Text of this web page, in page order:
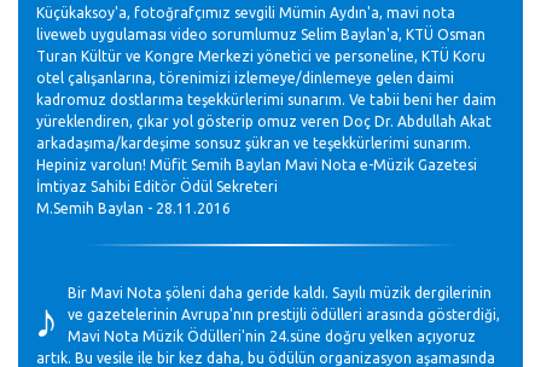
Küçükaksoy'a, fotoğrafçımız sevgili Mümin Aydın'a, mavi nota
liveweb uygulaması video sorumlumuz Selim Baylan'a, KTÜ Osman
Turan Kültür ve Kongre Merkezi yönetici ve personeline, KTÜ Koru
otel çalışanlarına, törenimizi izlemeye/dinlemeye gelen daimi
kadromuz dostlarıma teşekkürlerimi sunarım. Ve tabii beni her daim
yüreklendiren, çıkar yol gösterip omuz veren Doç Dr. Abdullah Akat
arkadaşıma/kardeşime sonsuz şükran ve teşekkürlerimi sunarım.
Hepiniz varolun! Müfit Semih Baylan Mavi Nota e-Müzik Gazetesi
İmtiyaz Sahibi Editör Ödül Sekreteri
M.Semih Baylan - 28.11.2016
♪
Bir Mavi Nota şöleni daha geride kaldı. Sayılı müzik dergilerinin
ve gazetelerinin Avrupa'nın prestijli ödülleri arasında gösterdiği,
Mavi Nota Müzik Ödülleri'nin 24.süne doğru yelken açıyoruz
artık. Bu vesile ile bir kez daha, bu ödülün organizasyon aşamasında